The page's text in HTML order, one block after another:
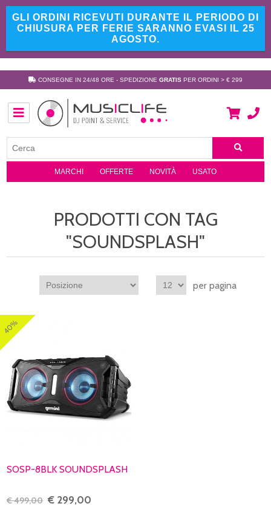
GLI ORDINI RICEVUTI DURANTE IL PERIODO DI
CHIUSURA PER FERIE SARANNO EVASI IL 25
AGOSTO.
CONSEGNE IN 24/48 ORE - SPEDIZIONE GRATIS PER ORDINI > € 299
MARCHI OFFERTE NOVITÀ USATO
PRODOTTI CON TAG
"SOUNDSPLASH"
per pagina
40%
SOSP-8BLK SOUNDSPLASH
€ 499,00 € 299,00